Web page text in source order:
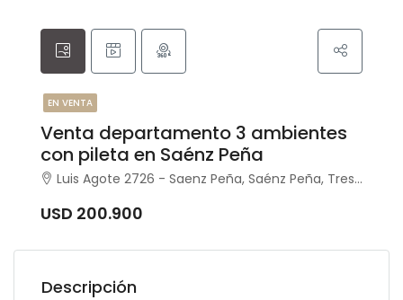
EN VENTA
Venta departamento 3 ambientes
con pileta en Saénz Peña
Luis Agote 2726 - Saenz Peña, Saénz Peña, Tres de febrero
USD 200.900
Descripción